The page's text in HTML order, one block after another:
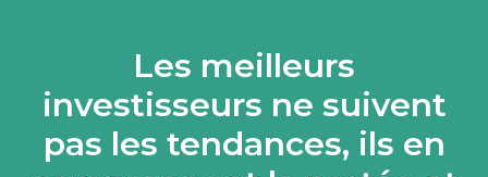
Les meilleurs
investisseurs ne suivent
pas les tendances, ils en